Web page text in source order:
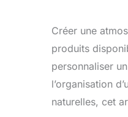
Créer une
produits
personnaliser
l’organisation
naturelles, cet